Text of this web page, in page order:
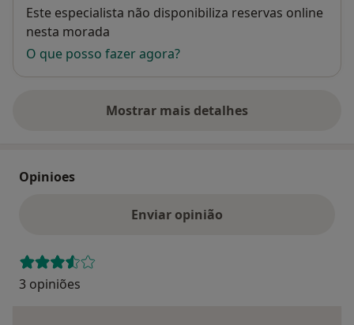
Disponibilidade
Este especialista não disponibiliza reservas online
nesta morada
O que posso fazer agora?
Mostrar mais detalhes
sobre o endereço
Opinioes
Enviar opinião
3 opiniões